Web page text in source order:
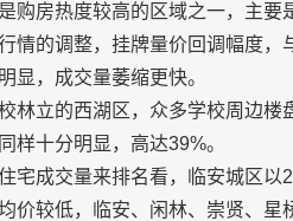
购房热度较高的区域之一，主
情的调整，挂牌量价回调幅度
显，成交量萎缩更快。
林立的西湖区，众多学校周边
样十分明显，高达39%。
宅成交量来排名看，临安城区
价较低，临安、闲林、崇贤、星